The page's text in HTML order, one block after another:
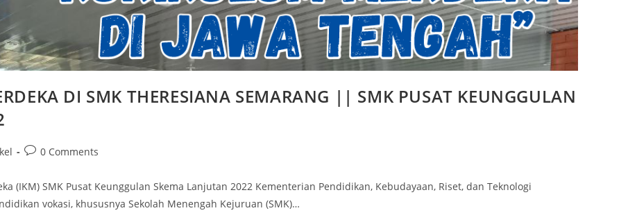
DI SMK THERESIANA SEMARANG || SMK PUSAT KEUNGGULAN
0 Comments
(IKM) SMK Pusat Keunggulan Skema Lanjutan 2022 Kementerian Pendidikan, Kebudayaan, Riset, dan Teknologi
vokasi, khususnya Sekolah Menengah Kejuruan (SMK)…